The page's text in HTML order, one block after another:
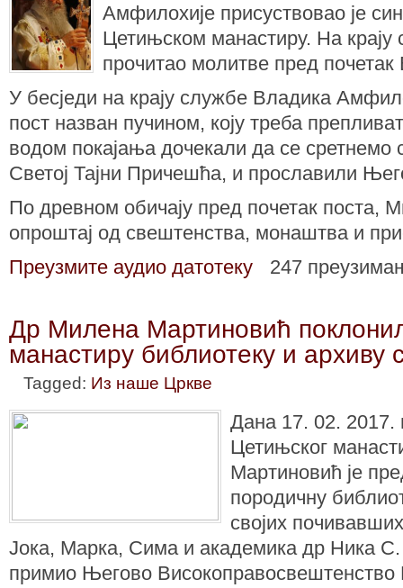
Амфилохије присуствовао је
Цетињском манастиру. На крају
прочитао молитве пред почетак
У бесједи на крају службе Владика
пост назван пучином, коју треба
водом покајања дочекали да се
Светој Тајни Причешћа, и прославили
По древном обичају пред почетак поста,
опроштај од свештенства, монаштва и
Преузмите аудио датотеку
247
Др Милена Мартиновић
манастиру библиотеку и архиву
Tagged: Из наше Цркве
Дана 17. 02. 2017.
Цетињског
Мартиновић је
породичну
својих
Јока, Марка, Сима и академика др Ника
примио Његово Високоправосвештенство